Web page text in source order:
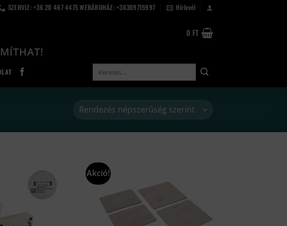
SZERVIZ: +36 20 467 4475 WEBÁRUHÁZ: +36309715997 Hírlevél
0 FT
Keresés
következőre:
Akció!